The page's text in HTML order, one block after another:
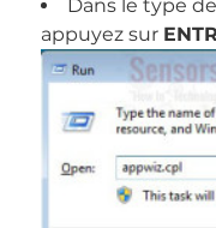
Dans le type
appuyez sur